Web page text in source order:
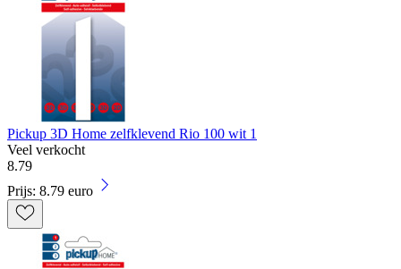
Pickup 3D Home zelfklevend Rio 100 wit 1
Veel verkocht
8.79
Prijs: 8.79 euro